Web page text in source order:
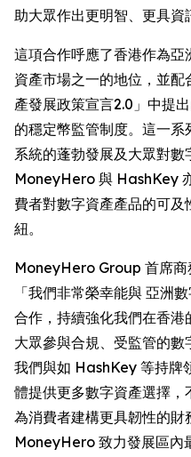
助大眾作出更明智、更具資
這項合作呼應了香港作為
資產市場之一的地位，並
產發展政策宣言2.0」中提
的穩定幣監管制度。這一
系統的蓬勃發展及大眾對數
MoneyHero 與 HashKey
費者對數字資產產品的可
紐。
MoneyHero Group 首席
「我們非常榮幸能與 亞洲
合作，持續強化我們在香
大眾參與合規、受監管的
我們與如 HashKey 等持牌
體提供更多數字資產選擇
為消費者建構更具韌性的財
MoneyHero 致力發展區內